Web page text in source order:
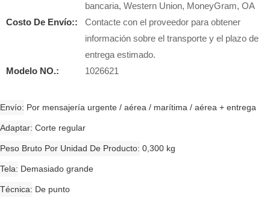
bancaria, Western Union, MoneyGram, OA
Costo De Envío::
Contacte con el proveedor para obtener
información sobre el transporte y el plazo de
entrega estimado.
Modelo NO.:
1026621
Envío Por mensajería urgente / aérea / marítima / aérea + entrega
Adaptar Corte regular
Peso Bruto Por Unidad De Producto 0,300 kg
Tela Demasiado grande
Técnica De punto